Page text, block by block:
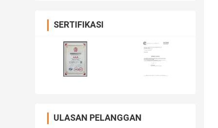
SERTIFIKASI
ULASAN PELANGGAN